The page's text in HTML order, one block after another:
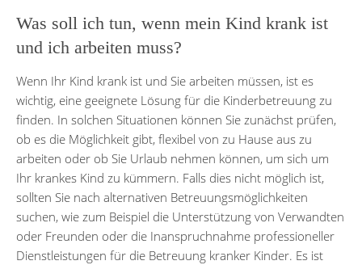
Was soll ich tun, wenn mein Kind krank ist
und ich arbeiten muss?
Wenn Ihr Kind krank ist und Sie arbeiten müssen, ist es
wichtig, eine geeignete Lösung für die Kinderbetreuung zu
finden. In solchen Situationen können Sie zunächst prüfen,
ob es die Möglichkeit gibt, flexibel von zu Hause aus zu
arbeiten oder ob Sie Urlaub nehmen können, um sich um
Ihr krankes Kind zu kümmern. Falls dies nicht möglich ist,
sollten Sie nach alternativen Betreuungsmöglichkeiten
suchen, wie zum Beispiel die Unterstützung von Verwandten
oder Freunden oder die Inanspruchnahme professioneller
Dienstleistungen für die Betreuung kranker Kinder. Es ist